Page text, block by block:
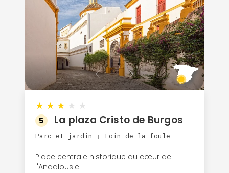
★ ★ ★ ★ ★
5 La plaza Cristo de Burgos
Parc et jardin | Loin de la foule
Place centrale historique au cœur de
l'Andalousie.